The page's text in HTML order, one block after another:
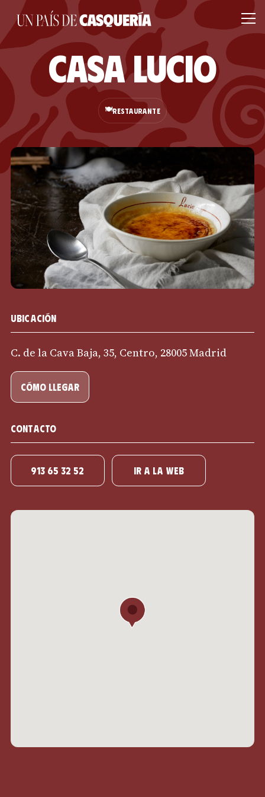
Casa Lucio
🍽️RESTAURANTE
Ubicación
C. de la Cava Baja, 35, Centro, 28005 Madrid
cómo llegar
Contacto
913 65 32 52 IR A LA WEB